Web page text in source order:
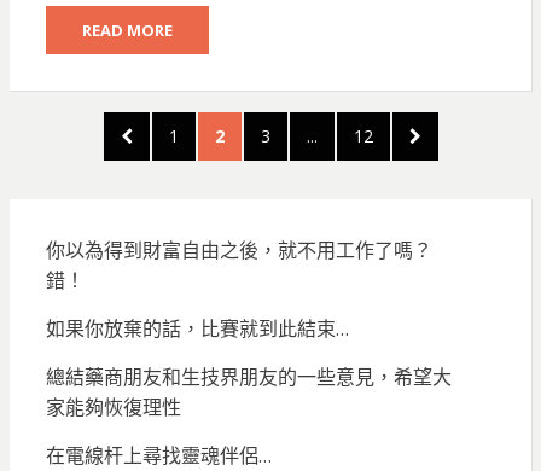
READ MORE
PREVIOUS
PAGE
PAGE
1 PAGE
2 PAGE
3 ... PAGE
12
NEXT
PAGE
你以為得到財富自由之後，就不用工作了嗎？
錯！
如果你放棄的話，比賽就到此結束…
總結藥商朋友和生技界朋友的一些意見，希望大
家能夠恢復理性
在電線杆上尋找靈魂伴侶…